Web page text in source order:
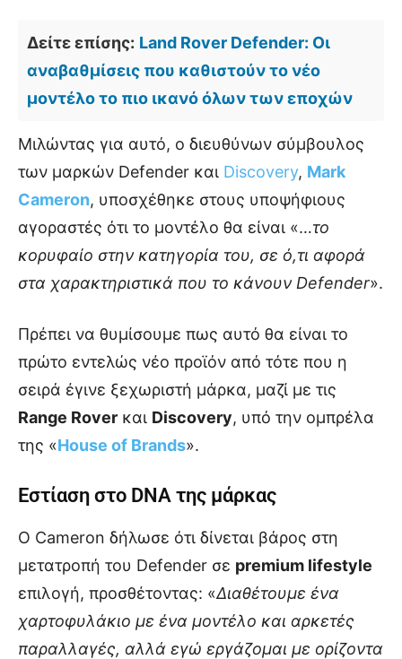
Δείτε επίσης: Land Rover Defender: Οι
αναβαθμίσεις που καθιστούν το νέο
μοντέλο το πιο ικανό όλων των εποχών
Μιλώντας για αυτό, ο διευθύνων σύμβουλος
των μαρκών Defender και Discovery, Mark
Cameron, υποσχέθηκε στους υποψήφιους
αγοραστές ότι το μοντέλο θα είναι «…το
κορυφαίο στην κατηγορία του, σε ό,τι αφορά
στα χαρακτηριστικά που το κάνουν Defender».
Πρέπει να θυμίσουμε πως αυτό θα είναι το
πρώτο εντελώς νέο προϊόν από τότε που η
σειρά έγινε ξεχωριστή μάρκα, μαζί με τις
Range Rover και Discovery, υπό την ομπρέλα
της «House of Brands».
Εστίαση στο DNA της μάρκας
Ο Cameron δήλωσε ότι δίνεται βάρος στη
μετατροπή του Defender σε premium lifestyle
επιλογή, προσθέτοντας: «Διαθέτουμε ένα
χαρτοφυλάκιο με ένα μοντέλο και αρκετές
παραλλαγές, αλλά εγώ εργάζομαι με ορίζοντα